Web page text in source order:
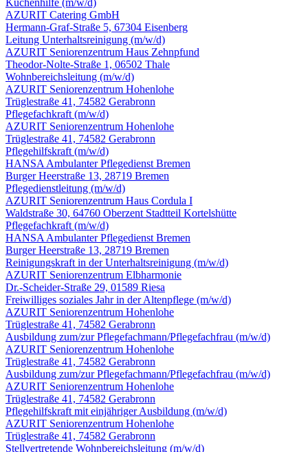
Küchenhilfe (m/w/d)
AZURIT Catering GmbH
Hermann-Graf-Straße 5, 67304 Eisenberg
Leitung Unterhalts­reinigung (m/w/d)
AZURIT Seniorenzentrum Haus Zehnpfund
Theodor-Nolte-Straße 1, 06502 Thale
Wohnbereichsleitung (m/w/d)
AZURIT Seniorenzentrum Hohenlohe
Trüglestraße 41, 74582 Gerabronn
Pflegefachkraft (m/w/d)
AZURIT Seniorenzentrum Hohenlohe
Trüglestraße 41, 74582 Gerabronn
Pflegehilfskraft (m/w/d)
HANSA Ambulanter Pflegedienst Bremen
Burger Heerstraße 13, 28719 Bremen
Pflegedienstleitung (m/w/d)
AZURIT Seniorenzentrum Haus Cordula I
Waldstraße 30, 64760 Oberzent Stadtteil Kortelshütte
Pflegefachkraft (m/w/d)
HANSA Ambulanter Pflegedienst Bremen
Burger Heerstraße 13, 28719 Bremen
Reinigungskraft in der Unterhalts­reinigung (m/w/d)
AZURIT Seniorenzentrum Elbharmonie
Dr.-Scheider-Straße 29, 01589 Riesa
Freiwilliges soziales Jahr in der Altenpflege (m/w/d)
AZURIT Seniorenzentrum Hohenlohe
Trüglestraße 41, 74582 Gerabronn
Ausbildung zum/zur Pflegefachmann/Pflegefachfrau (m/w/d)
AZURIT Seniorenzentrum Hohenlohe
Trüglestraße 41, 74582 Gerabronn
Ausbildung zum/zur Pflegefachmann/Pflegefachfrau (m/w/d)
AZURIT Seniorenzentrum Hohenlohe
Trüglestraße 41, 74582 Gerabronn
Pflegehilfskraft mit einjähriger Ausbildung (m/w/d)
AZURIT Seniorenzentrum Hohenlohe
Trüglestraße 41, 74582 Gerabronn
Stellvertretende Wohnbereichsleitung (m/w/d)